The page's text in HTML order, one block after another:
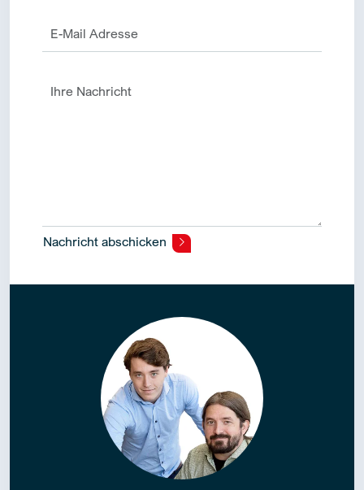
Nachricht abschicken